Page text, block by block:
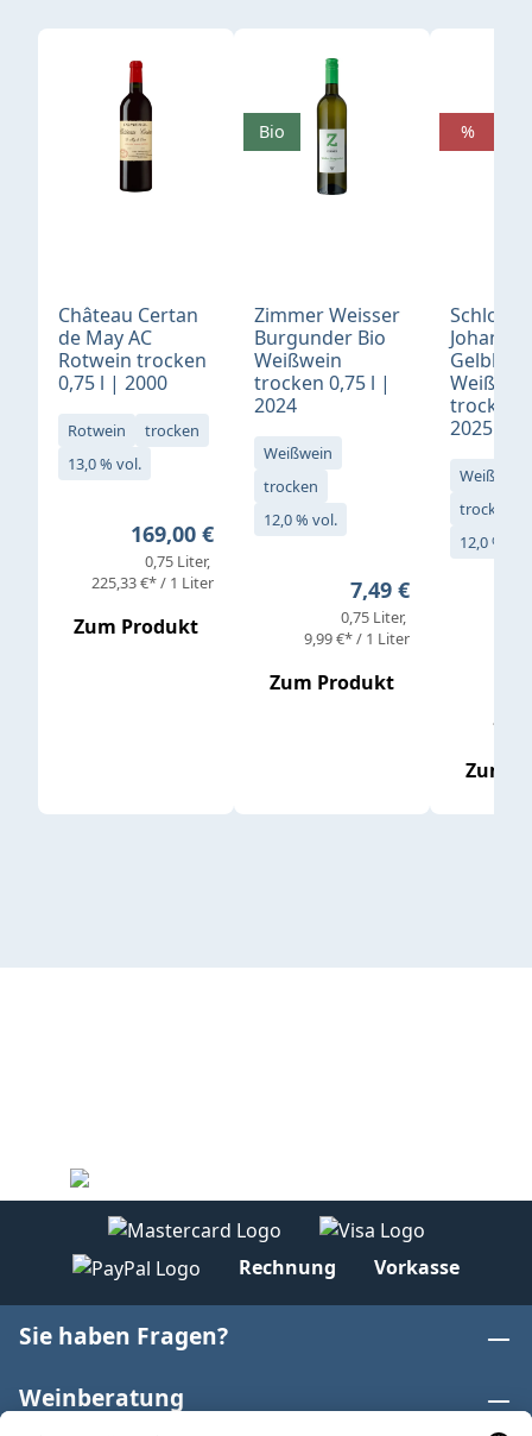
Produktgalerie überspringen
Château Certan
de May AC
Rotwein trocken
0,75 l | 2000
Rotwein
trocken
13,0 % vol.
Regulärer Preis:
169,00 €
0,75 Liter
225,33 €* / 1 Liter
Zum Produkt
Zimmer Weisser
Burgunder Bio
Weißwein
trocken 0,75 l |
2024
Weißwein
trocken
12,0 % vol.
Regulärer Preis:
7,49 €
0,75 Liter
9,99 €* / 1 Liter
Zum Produkt
Bio
Schloß
Gelblack
trocken
2025
Weißwein
trocken
12,0 % vol.
Zum
%
Rechnung Vorkasse
Sie haben Fragen?
Weinberatung